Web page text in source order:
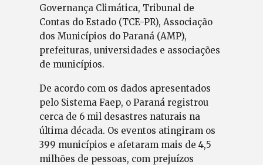
Governança Climática, Tribunal de
Contas do Estado (TCE-PR), Associação
dos Municípios do Paraná (AMP),
prefeituras, universidades e associações
de municípios.
De acordo com os dados apresentados
pelo Sistema Faep, o Paraná registrou
cerca de 6 mil desastres naturais na
última década. Os eventos atingiram os
399 municípios e afetaram mais de 4,5
milhões de pessoas, com prejuízos